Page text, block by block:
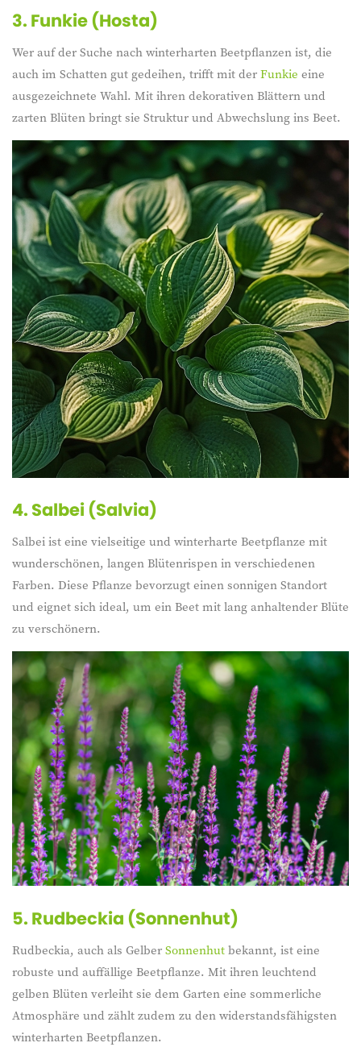
3. Funkie (Hosta)
Wer auf der Suche nach winterharten Beetpflanzen ist, die
auch im Schatten gut gedeihen, trifft mit derFunkie eine
ausgezeichnete Wahl. Mit ihren dekorativen Blättern und
zarten Blüten bringt sie Struktur und Abwechslung ins Beet.
4. Salbei (Salvia)
Salbei ist eine vielseitige und winterharte Beetpflanze mit
wunderschönen, langen Blütenrispen in verschiedenen
Farben. Diese Pflanze bevorzugt einen sonnigen Standort
und eignet sich ideal, um ein Beet mit lang anhaltender Blüte
zu verschönern.
5. Rudbeckia (Sonnenhut)
Rudbeckia, auch als GelberSonnenhutbekannt, ist eine
robuste und auffällige Beetpflanze. Mit ihren leuchtend
gelben Blüten verleiht sie dem Garten eine sommerliche
Atmosphäre und zählt zudem zu den widerstandsfähigsten
winterharten Beetpflanzen.